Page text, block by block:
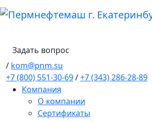
Задать вопрос
/ kom@pnm.su
+7 (800) 551-30-69/+7 (343) 286-28-89
Компания
О компании
Сертификаты